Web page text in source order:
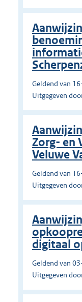
Geldend van
Uitgegeven
Zorg- en
Veluwe
Geldend van
Uitgegeven
digitaal
Geldend van
Uitgegeven